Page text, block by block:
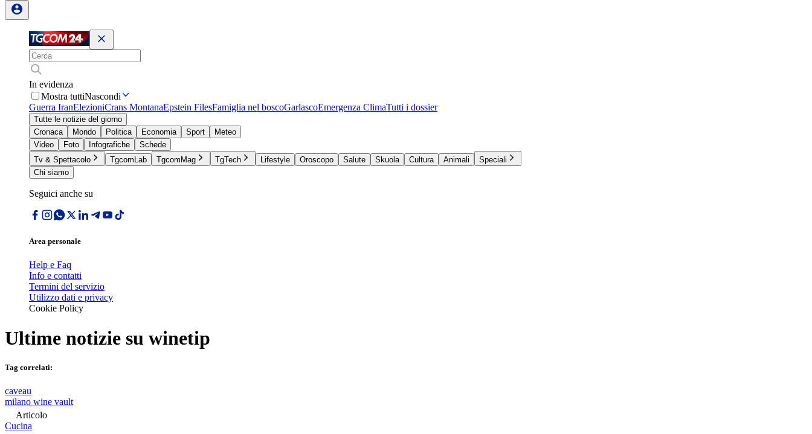
In evidenza
Mostra tuttiNascondi
Guerra IranElezioniCrans MontanaEpstein FilesFamiglia nel boscoGarlascoEmergenza ClimaTutti i dossier
Tutte le notizie del giorno
Cronaca
Mondo Politica Economia Sport
Meteo
Video
Foto Infografiche
Schede
Tv & Spettacolo
TgcomLab TgcomMag TgTech Lifestyle Oroscopo Salute Skuola Cultura Animali
Speciali
Chi siamo
Seguici anche su
Area personale
Help e Faq
Info e contatti
Termini del servizio
Utilizzo dati e privacy
Cookie Policy
Ultime notizie su winetip
Tag correlati:
caveau
milano wine vault
Articolo
Cucina